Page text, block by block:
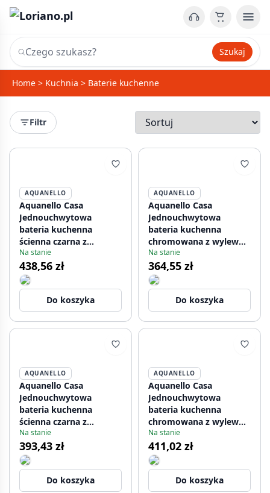
Szukaj
Home > Kuchnia > Baterie kuchenne
Filtr
AQUANELLO
Aquanello Casa
Jednouchwytowa
bateria kuchenna
ścienna czarna z
wylewką 15 cm BL-1415-
CS
Na stanie
438,56 zł
Do koszyka
AQUANELLO
Aquanello Casa
Jednouchwytowa
bateria kuchenna
chromowana z wylewką
20 cm CR-1420-CS
Na stanie
364,55 zł
Do koszyka
AQUANELLO
Aquanello Casa
Jednouchwytowa
bateria kuchenna
ścienna czarna z
wylewką 20 cm BL-1420-
CS
Na stanie
393,43 zł
Do koszyka
AQUANELLO
Aquanello Casa
Jednouchwytowa
bateria kuchenna
chromowana z wylewką
25 cm CR-1425-CS
Na stanie
411,02 zł
Do koszyka